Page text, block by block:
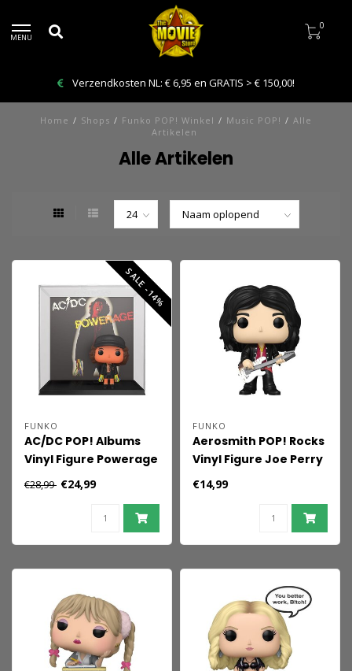
MENU
0
Bestelling VANDAAG afhalen: Kies Click & Collect
Home / Shops / Funko POP! Winkel / Music POP! / Alle
Artikelen
Alle Artikelen
SALE -14%
FUNKO
AC/DC POP! Albums
Vinyl Figure Powerage
9 cm
€28,99 €24,99
FUNKO
Aerosmith POP! Rocks
Vinyl Figure Joe Perry
9 cm
€14,99